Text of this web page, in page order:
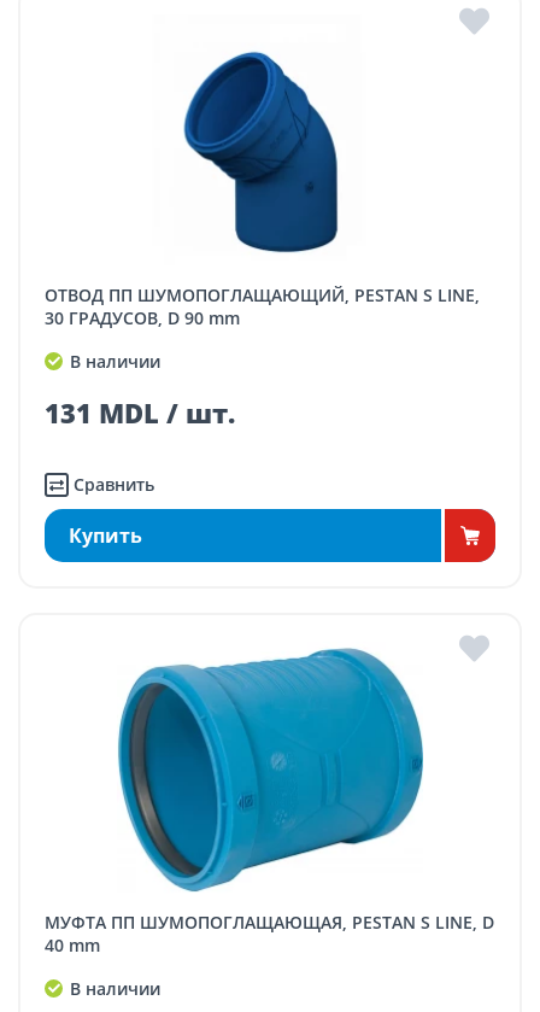
ОТВОД ПП ШУМОПОГЛАЩАЮЩИЙ, PESTAN S LINE,
30 ГРАДУСОВ, D 90 mm
В наличии
131 MDL / шт.
Сравнить
Купить
МУФТА ПП ШУМОПОГЛАЩАЮЩАЯ, PESTAN S LINE, D
40 mm
В наличии